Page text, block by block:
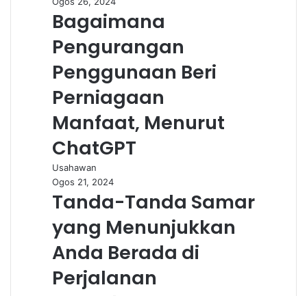
Bagaimana
Pengurangan
Penggunaan Beri
Perniagaan
Manfaat, Menurut
ChatGPT
Usahawan
Ogos 21, 2024
Tanda-Tanda Samar
yang Menunjukkan
Anda Berada di
Perjalanan